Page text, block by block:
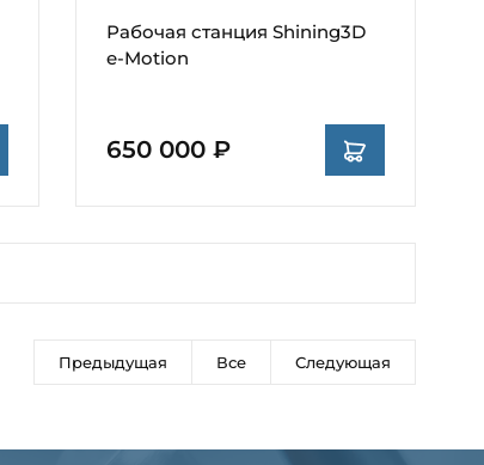
Рабочая станция Shining3D
e-Motion
650 000 ₽
Предыдущая Все Следующая